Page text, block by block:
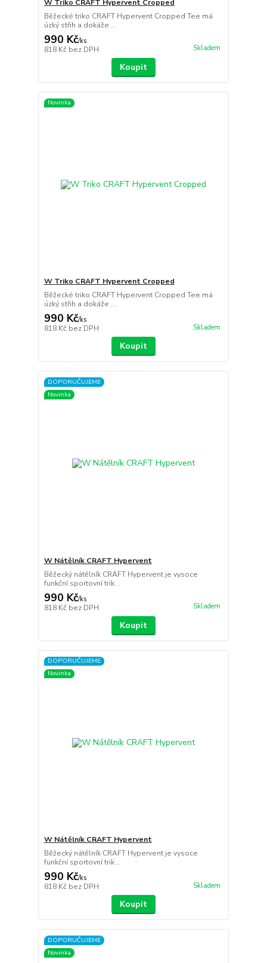
W Triko CRAFT Hypervent Cropped
Běžecké triko CRAFT Hypervent Cropped Tee má
úzký střih a dokáže ...
990 Kč/ks
818 Kč bez DPH Skladem
Koupit
Novinka
W Triko CRAFT Hypervent Cropped
Běžecké triko CRAFT Hypervent Cropped Tee má
úzký střih a dokáže ...
990 Kč/ks
818 Kč bez DPH Skladem
Koupit
DOPORUČUJEME
Novinka
W Nátělník CRAFT Hypervent
Běžecký nátělník CRAFT Hypervent je vysoce
funkční sportovní trik...
990 Kč/ks
818 Kč bez DPH Skladem
Koupit
DOPORUČUJEME
Novinka
W Nátělník CRAFT Hypervent
Běžecký nátělník CRAFT Hypervent je vysoce
funkční sportovní trik...
990 Kč/ks
818 Kč bez DPH Skladem
Koupit
DOPORUČUJEME
Novinka